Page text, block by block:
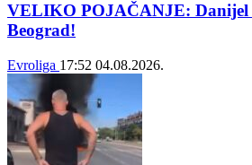
VELIKO POJAČANJE: Danijel
Beograd!
Evroliga 17:52 04.08.2026.